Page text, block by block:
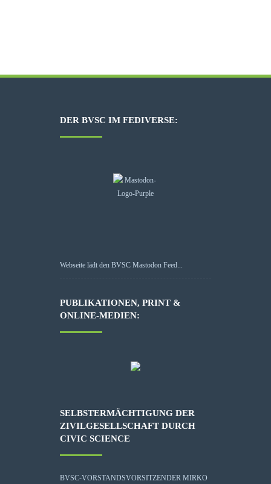
DER BVSC IM FEDIVERSE:
Webseite lädt den BVSC Mastodon Feed...
PUBLIKATIONEN, PRINT &
ONLINE-MEDIEN:
SELBSTERMÄCHTIGUNG DER
ZIVILGESELLSCHAFT DURCH
CIVIC SCIENCE
BVSC-VORSTANDSVORSITZENDER MIRKO